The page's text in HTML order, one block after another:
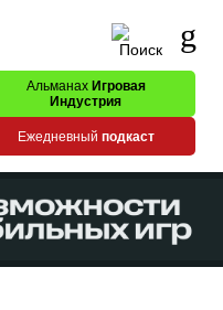
Альманах Игровая
Индустрия
Ежедневный подкаст